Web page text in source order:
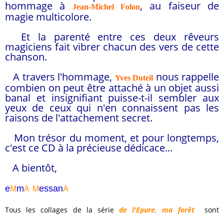
hommage à Jean-Michel Folon, au faiseur de
magie multicolore.
Et la parenté entre ces deux rêveurs
magiciens fait vibrer chacun des vers de cette
chanson.
A travers l'hommage, Yves Duteil nous rappelle
combien on peut être attaché à un objet aussi
banal et insignifiant puisse-t-il sembler aux
yeux de ceux qui n'en connaissent pas les
raisons de l'attachement secret.
Mon trésor du moment, et pour longtemps,
c'est ce CD à la précieuse dédicace...
A bientôt,
eMmA MessanA
Tous les collages de la série de l'Epure, ma forêtsont